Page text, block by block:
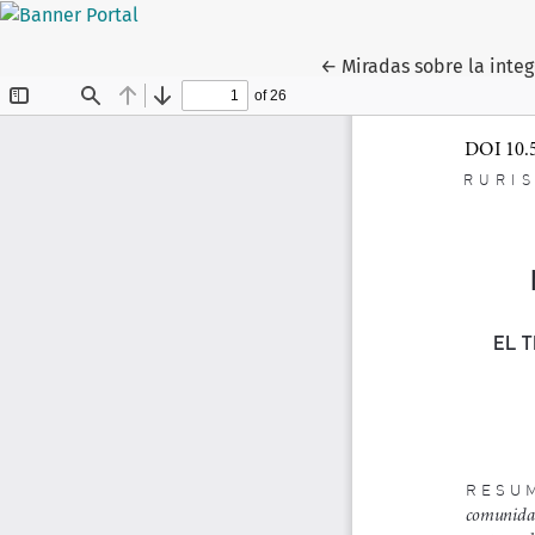
← Voltar aos Detalhes
Miradas sobre la